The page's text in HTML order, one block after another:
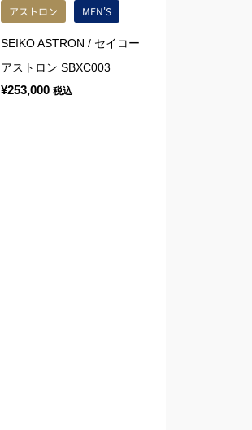
アストロン MEN'S
SEIKO ASTRON / セイコー
アストロン SBXC003
¥253,000 税込